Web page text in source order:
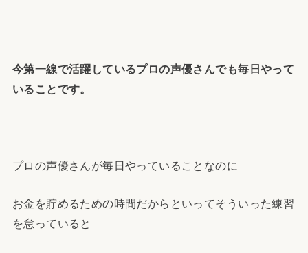
今第一線で活躍しているプロの声優さんでも毎日やって
いることです。
プロの声優さんが毎日やっていることなのに
お金を貯めるための時間だからといってそういった練習
を怠っていると